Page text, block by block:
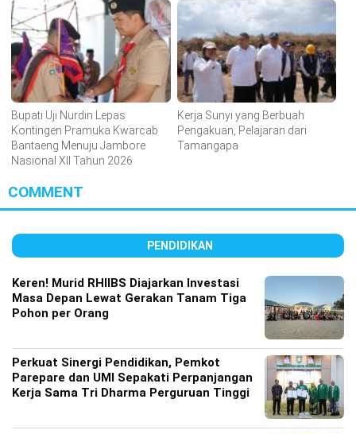
Bupati Uji Nurdin Lepas
Kontingen Pramuka Kwarcab
Bantaeng Menuju Jambore
Nasional XII Tahun 2026
Kerja Sunyi yang Berbuah
Pengakuan, Pelajaran dari
Tamangapa
COMMENT
PENDIDIKAN
Keren! Murid RHIIBS Diajarkan Investasi
Masa Depan Lewat Gerakan Tanam Tiga
Pohon per Orang
Perkuat Sinergi Pendidikan, Pemkot
Parepare dan UMI Sepakati Perpanjangan
Kerja Sama Tri Dharma Perguruan Tinggi